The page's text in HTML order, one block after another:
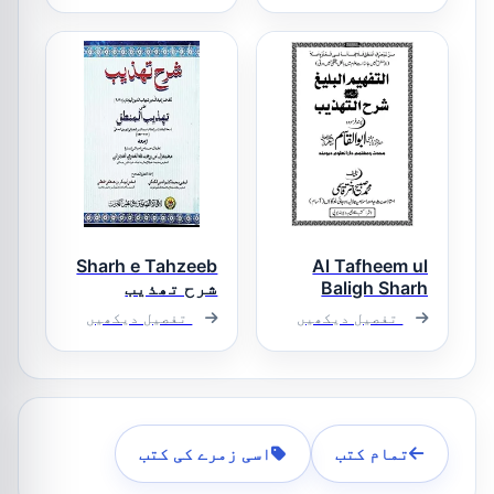
شرح شرح تھذیب
اردو شرح نفحۃ
العرب
Al Tafheem ul
Baligh Sharh
Sharhut Tahzeeb
التفہیم البلیغ
شرح اردو شرح
التہذیب
تفصیل دیکھیں
Sharh e Tahzeeb
شرح تھذیب
تفصیل دیکھیں
تمام کتب اسی زمرے کی کتب